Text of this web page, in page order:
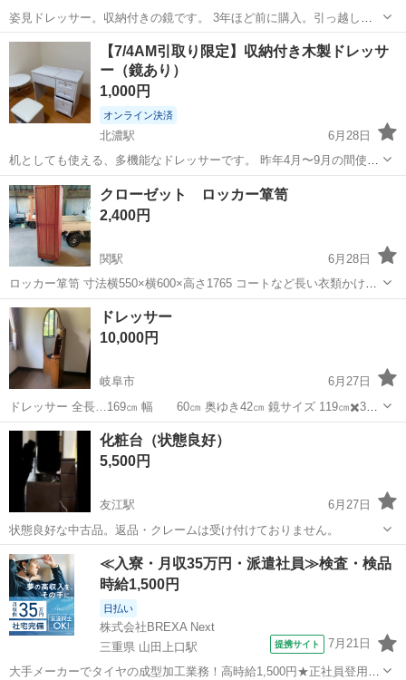
姿見ドレッサー。収納付きの鏡です。 3年ほど前に購入。引っ越しの
為、お譲りします。 比較的綺麗ですが、使用に伴う細かい傷などはあ
ります。 内側の棚の高さ変更可能。コンセント付き。 高さ160センチ
横幅 37.5センチ 縦...
岐阜 恵那市 ドレッサー
【7/4AM引取り限定】収納付き木製ドレッサ
ー（鏡あり）
1,000円
オンライン決済
北濃駅
6月28日
机としても使える、多機能なドレッサーです。 昨年4月〜9月の間使
用。 その後、引っ越しの関係で使用していなかったです。 3階の玄関
で引き渡したいです。 重たいので、男性帯同（あるいは男性）の引き
取り推奨です。 運び出しは手...
岐阜 高山市 北濃駅 ドレッサー
クローゼット ロッカー箪笥
2,400円
関駅
6月28日
ロッカー箪笥 寸法横550×横600×高さ1765 コートなど長い衣類かけに
画像5にマグネットキャッチに割れありますが、扉はしまります。
岐阜 関市
ドレッサー
10,000円
岐阜市
6月27日
ドレッサー 全長…169㎝ 幅 60㎝ 奥ゆき42㎝ 鏡サイズ 119㎝✖️38
㎝ 電気付きます！ 台の下にコンセントあります！(写真5枚目)
岐阜 岐阜市 ドレッサー コンセント
化粧台（状態良好）
5,500円
友江駅
6月27日
状態良好な中古品。返品・クレームは受け付けておりません。
岐阜 大垣市 友江駅 ドレッサー 状態
≪入寮・月収35万円・派遣社員≫検査・検品
時給1,500円
日払い
株式会社BREXA Next
三重県 山田上口駅
提携サイト 7月21日
大手メーカーでタイヤの成型加工業務！高時給1,500円★正社員登用制